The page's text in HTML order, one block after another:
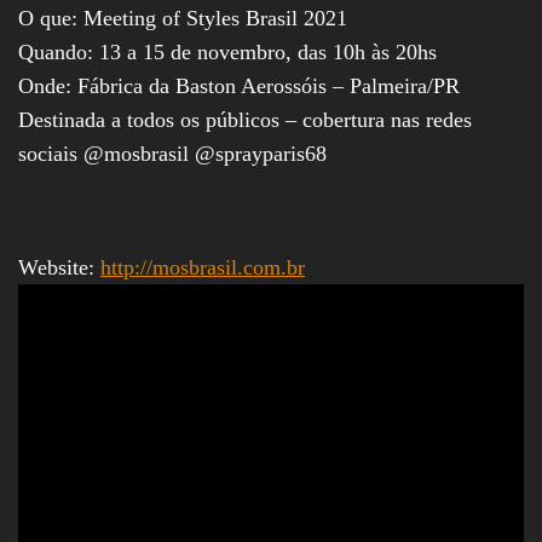
O que: Meeting of Styles Brasil 2021
Quando: 13 a 15 de novembro, das 10h às 20hs
Onde: Fábrica da Baston Aerossóis – Palmeira/PR
Destinada a todos os públicos – cobertura nas redes
sociais @mosbrasil @sprayparis68
Website: http://mosbrasil.com.br